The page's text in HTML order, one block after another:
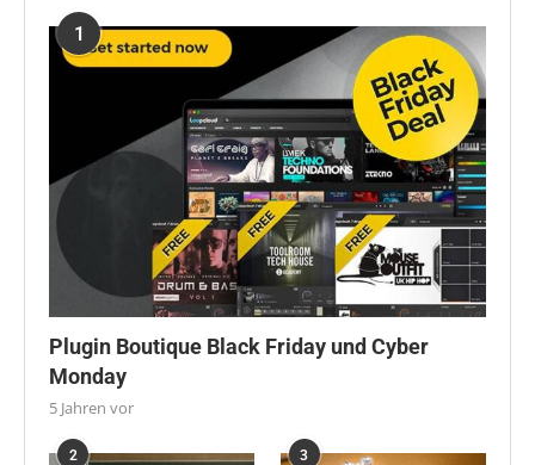
1
Plugin Boutique Black Friday und Cyber
Monday
5 Jahren vor
2 3